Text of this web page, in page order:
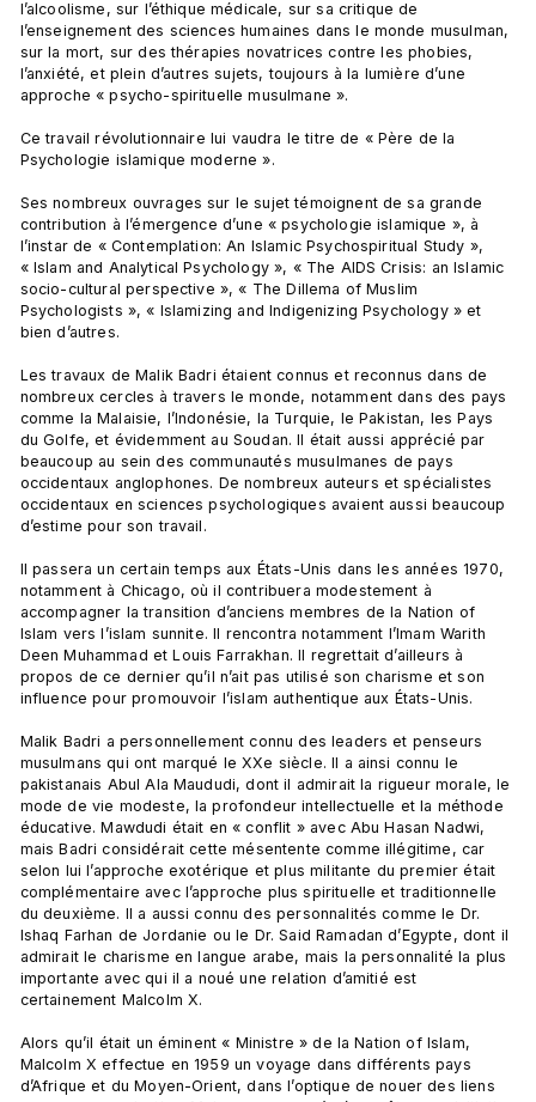
l’alcoolisme, sur l’éthique médicale, sur sa critique de
l’enseignement des sciences humaines dans le monde musulman,
sur la mort, sur des thérapies novatrices contre les phobies,
l’anxiété, et plein d’autres sujets, toujours à la lumière d’une
approche « psycho-spirituelle musulmane ».
Ce travail révolutionnaire lui vaudra le titre de « Père de la
Psychologie islamique moderne ».
Ses nombreux ouvrages sur le sujet témoignent de sa grande
contribution à l’émergence d’une « psychologie islamique », à
l’instar de « Contemplation: An Islamic Psychospiritual Study »,
« Islam and Analytical Psychology », « The AIDS Crisis: an Islamic
socio-cultural perspective », « The Dillema of Muslim
Psychologists », « Islamizing and Indigenizing Psychology » et
bien d’autres.
Les travaux de Malik Badri étaient connus et reconnus dans de
nombreux cercles à travers le monde, notamment dans des pays
comme la Malaisie, l’Indonésie, la Turquie, le Pakistan, les Pays
du Golfe, et évidemment au Soudan. Il était aussi apprécié par
beaucoup au sein des communautés musulmanes de pays
occidentaux anglophones. De nombreux auteurs et spécialistes
occidentaux en sciences psychologiques avaient aussi beaucoup
d’estime pour son travail.
Il passera un certain temps aux États-Unis dans les années 1970,
notamment à Chicago, où il contribuera modestement à
accompagner la transition d’anciens membres de la Nation of
Islam vers l’islam sunnite. Il rencontra notamment l’Imam Warith
Deen Muhammad et Louis Farrakhan. Il regrettait d’ailleurs à
propos de ce dernier qu’il n’ait pas utilisé son charisme et son
influence pour promouvoir l’islam authentique aux États-Unis.
Malik Badri a personnellement connu des leaders et penseurs
musulmans qui ont marqué le XXe siècle. Il a ainsi connu le
pakistanais Abul Ala Maududi, dont il admirait la rigueur morale, le
mode de vie modeste, la profondeur intellectuelle et la méthode
éducative. Mawdudi était en « conflit » avec Abu Hasan Nadwi,
mais Badri considérait cette mésentente comme illégitime, car
selon lui l’approche exotérique et plus militante du premier était
complémentaire avec l’approche plus spirituelle et traditionnelle
du deuxième. Il a aussi connu des personnalités comme le Dr.
Ishaq Farhan de Jordanie ou le Dr. Said Ramadan d’Egypte, dont il
admirait le charisme en langue arabe, mais la personnalité la plus
importante avec qui il a noué une relation d’amitié est
certainement Malcolm X.
Alors qu’il était un éminent « Ministre » de la Nation of Islam,
Malcolm X effectue en 1959 un voyage dans différents pays
d’Afrique et du Moyen-Orient, dans l’optique de nouer des liens